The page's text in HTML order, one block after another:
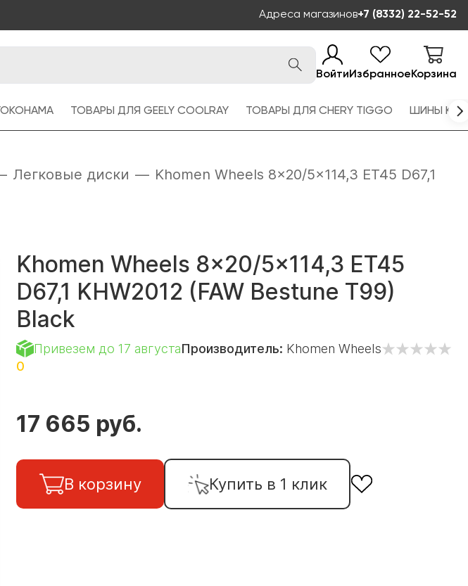
Адреса магазинов+7 (8332) 22-52-52
ВойтиИзбранноеКорзина
ТОВАРЫ ДЛЯ GEELY COOLRAY ТОВАРЫ ДЛЯ CHERY TIGGO ШИНЫ
Легковые диски — Khomen Wheels 8x20/5x114,3 ET45 D67,1
Khomen Wheels 8x20/5x114,3 ET45
D67,1 KHW2012 (FAW Bestune T99)
Black
Привезем до 17 августаПроизводитель: Khomen Wheels
0
17 665 руб.
В корзину Купить в 1 клик